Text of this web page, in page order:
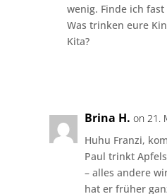
wenig. Finde ich
Was trinken eure
Kita?
Brina H. on 21.
Huhu Franzi,
Paul trinkt
– alles andere
hat er früher